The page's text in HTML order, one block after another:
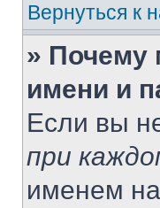
Вернуться к
» Почему
имени и
Если вы
при
именем